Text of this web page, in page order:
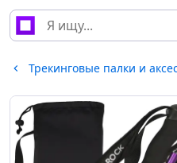
Трекинговые палки и